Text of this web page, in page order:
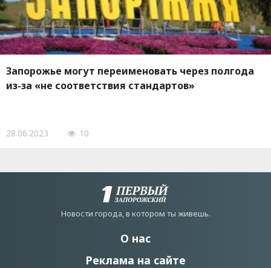
Запорожье могут переименовать через полгода
из-за «не соответствия стандартов»
28.06.2023 10
Новости города, в котором ты живешь.
О нас
Реклама на сайте